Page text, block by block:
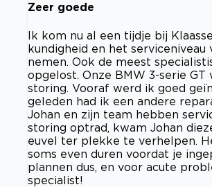
Zeer goede
Ik kom nu al een tijdje bij
kundigheid en het
nemen. Ook de meest
opgelost. Onze BMW 3-serie
storing. Vooraf werd ik goed
geleden had ik een andere
Johan en zijn team hebben
storing optrad, kwam Johan
euvel ter plekke te verhelpen.
soms even duren voordat je
plannen dus, en voor acute
specialist!